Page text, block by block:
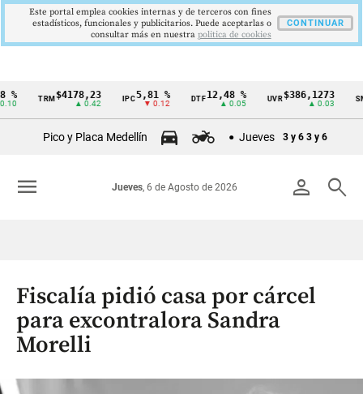
Cintillo
Colombia
TRM $4178,23
▲ 0.42
IPC 5,81 %
▼ 0.12
DTF 12,48 %
▲ 0.05
UVR $386,1273
▲ 0.03
SMMLV
Pico y Placa Medellín Jueves 3 y 6 3 y 6
person search
Jueves, 6 de Agosto de 2026
menu
Fiscalía pidió casa por cárcel
para excontralora Sandra
Morelli
Este portal emplea cookies internas y de terceros con fines
estadísticos, funcionales y publicitarios. Puede aceptarlas o
consultar más en nuestra politica de cookies
CONTINUAR